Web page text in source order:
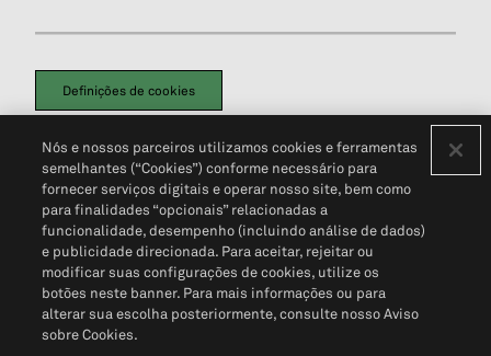
Definições de cookies
Política de PrivacidadePortal de privacidade do cliente (em inglês)
Não Venda Minhas Informações Pessoais© 2026 S&P Global
Nós e nossos parceiros utilizamos cookies e ferramentas
semelhantes (“Cookies”) conforme necessário para
fornecer serviços digitais e operar nosso site, bem como
para finalidades “opcionais” relacionadas a
funcionalidade, desempenho (incluindo análise de dados)
e publicidade direcionada. Para aceitar, rejeitar ou
modificar suas configurações de cookies, utilize os
botões neste banner. Para mais informações ou para
alterar sua escolha posteriormente, consulte nosso Aviso
sobre Cookies.